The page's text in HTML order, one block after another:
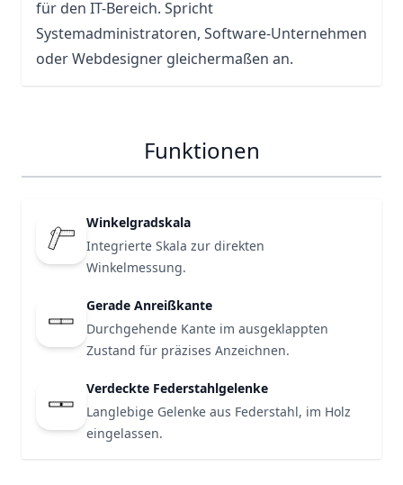
für den IT-Bereich. Spricht
Systemadministratoren, Software-Unternehmen
oder Webdesigner gleichermaßen an.
Funktionen
Winkelgradskala
Integrierte Skala zur direkten
Winkelmessung.
Gerade Anreißkante
Durchgehende Kante im ausgeklappten
Zustand für präzises Anzeichnen.
Verdeckte Federstahlgelenke
Langlebige Gelenke aus Federstahl, im Holz
eingelassen.